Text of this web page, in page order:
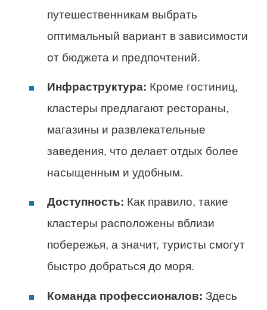
путешественникам выбрать
оптимальный вариант в зависимости
от бюджета и предпочтений.
Инфраструктура: Кроме гостиниц,
кластеры предлагают рестораны,
магазины и развлекательные
заведения, что делает отдых более
насыщенным и удобным.
Доступность: Как правило, такие
кластеры расположены вблизи
побережья, а значит, туристы смогут
быстро добраться до моря.
Команда профессионалов: Здесь